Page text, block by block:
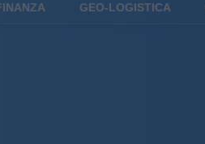
GEO-LOGISTICA